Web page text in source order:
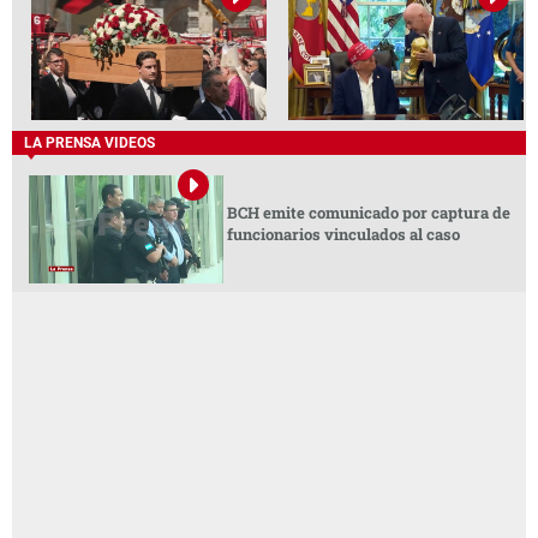
LA PRENSA VIDEOS
BCH emite comunicado por captura de
funcionarios vinculados al caso